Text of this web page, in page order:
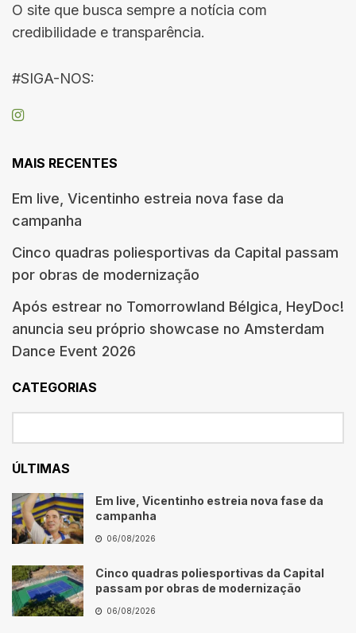
O site que busca sempre a notícia com
credibilidade e transparência.
#SIGA-NOS:
MAIS RECENTES
Em live, Vicentinho estreia nova fase da
campanha
Cinco quadras poliesportivas da Capital passam
por obras de modernização
Após estrear no Tomorrowland Bélgica, HeyDoc!
anuncia seu próprio showcase no Amsterdam
Dance Event 2026
CATEGORIAS
ÚLTIMAS
Em live, Vicentinho estreia nova fase da
campanha
06/08/2026
Cinco quadras poliesportivas da Capital
passam por obras de modernização
06/08/2026